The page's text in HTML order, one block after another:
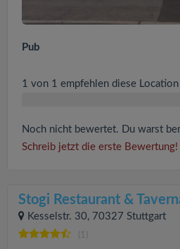
Pub
1 von 1 empfehlen diese Location
Noch nicht bewertet. Du warst
Schreib jetzt die erste Bewertung!
Stogi Restaurant &
Kesselstr. 30, 70327 Stuttgart
(1)